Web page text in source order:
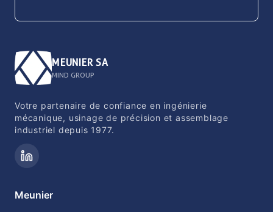
MEUNIER SA
MIND GROUP
Votre partenaire de confiance en ingénierie
mécanique, usinage de précision et assemblage
industriel depuis 1977.
Meunier